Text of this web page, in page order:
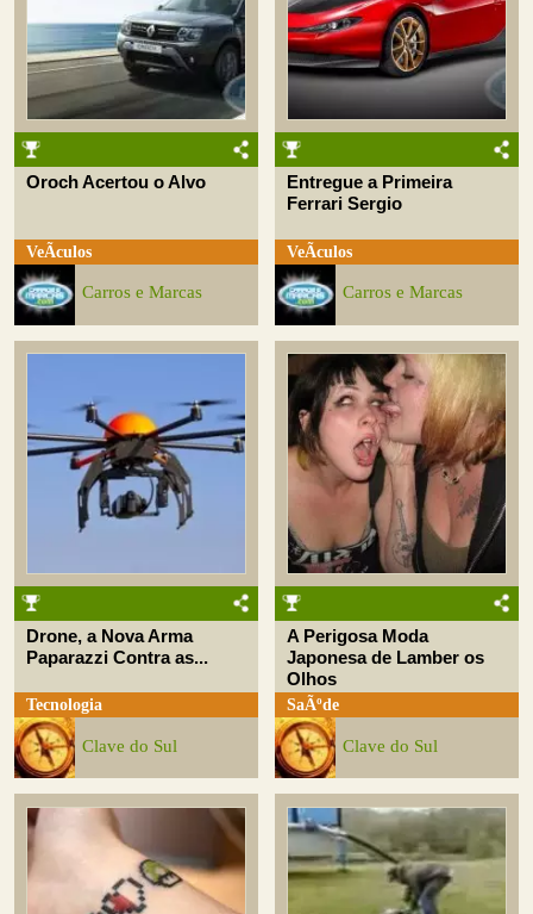
Oroch Acertou o Alvo
VeÃ­culos
Carros e Marcas
Entregue a Primeira
Ferrari Sergio
VeÃ­culos
Carros e Marcas
Drone, a Nova Arma
Paparazzi Contra as...
Tecnologia
Clave do Sul
A Perigosa Moda
Japonesa de Lamber os
Olhos
SaÃºde
Clave do Sul